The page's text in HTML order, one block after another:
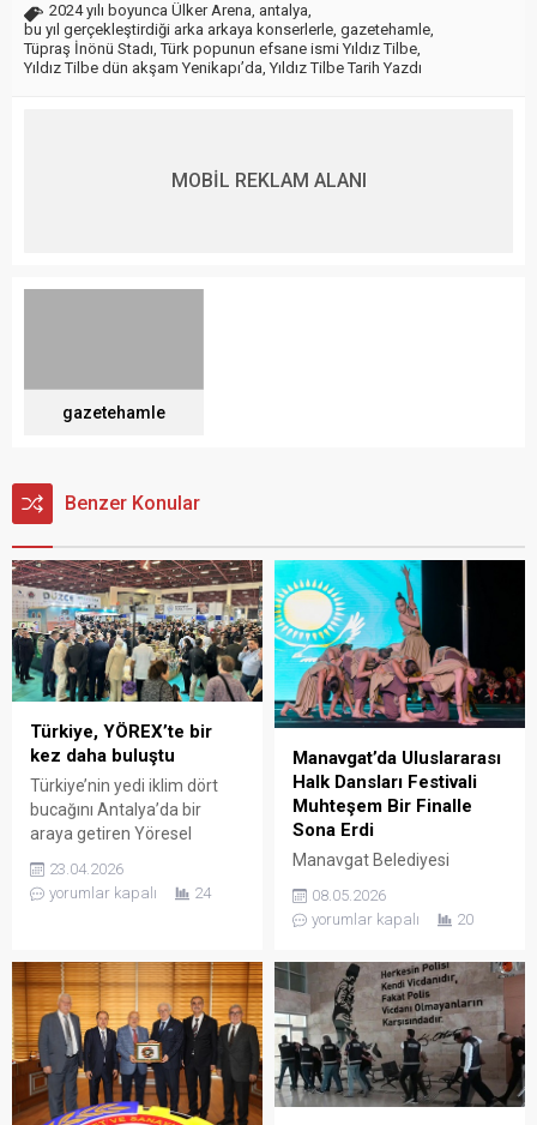
2024 yılı boyunca Ülker Arena, antalya,
bu yıl gerçekleştirdiği arka arkaya konserlerle, gazetehamle,
Tüpraş İnönü Stadı,Türk popunun efsane ismi Yıldız Tilbe,
Yıldız Tilbe dün akşam Yenikapı’da, Yıldız Tilbe Tarih Yazdı
MOBİL REKLAM ALANI
gazetehamle
Benzer Konular
Türkiye, YÖREX’te bir
kez daha buluştu
Türkiye’nin yedi iklim dört
bucağını Antalya’da bir
araya getiren Yöresel
Ürünler Fuarı YÖREX 2026,
22 Nisan itibariyle başladı.
Antalya Ticaret Borsası
(TOBB) desteğiyle
düzenlenen YÖEX, 26 Nisan
Pazar akşamına kadar açık
kalacak. Fuarda 70 ilden
yaklaşık 520 katılımcı yer
alıyor. Türkiye’nin ilk ve...
23.04.2026
yorumlar kapalı
24
Manavgat’da Uluslararası
Halk Dansları Festivali
Muhteşem Bir Finalle
Sona Erdi
Manavgat Belediyesi
tarafından düzenlenen
Uluslararası Halk Dansları
Festivali, 6-7 Mayıs 2026
Kenti’nde yoğun katılımla
gerçekleştirildi. İki gün süren
festival, farklı
coğrafyalardan gelen halk
dansları topluluklarını
Manavgat’ta bir araya
08.05.2026
yorumlar kapalı
20